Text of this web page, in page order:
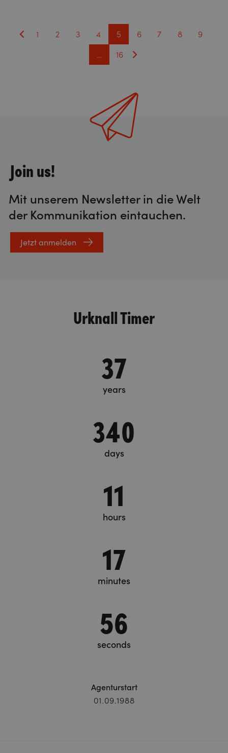
1 2 3 4 5 6 7 8
9
…
16
Join us!
Mit unserem Newsletter in die Welt
der Kommunikation eintauchen.
Jetzt anmelden
Urknall Timer
37
years
340
days
11
hours
17
minutes
58
seconds
Agenturstart
01.09.1988